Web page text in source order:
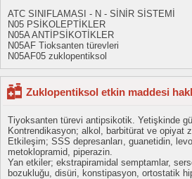
ATC SINIFLAMASI - N - SİNİR SİSTEMİ
N05 PSİKOLEPTİKLER
N05A ANTİPSİKOTİKLER
N05AF Tioksanten türevleri
N05AF05 zuklopentiksol
Zuklopentiksol etkin maddesi
Tiyoksanten türevi antipsikotik. Yetişkinde
Kontrendikasyon; alkol, barbitürat ve opiyat
Etkileşim; SSS depresanları, guanetidin,
metoklopramid, piperazin.
Yan etkiler; ekstrapiramidal semptamlar,
bozukluğu, disüri, konstipasyon, ortostatik